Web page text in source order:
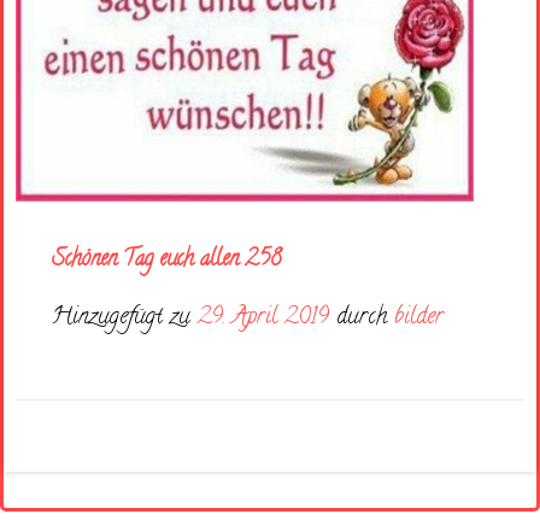
Schönen Tag euch allen 258
Hinzugefügt zu29. April 2019 durch bilder